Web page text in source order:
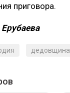
приговора.
дедовщина